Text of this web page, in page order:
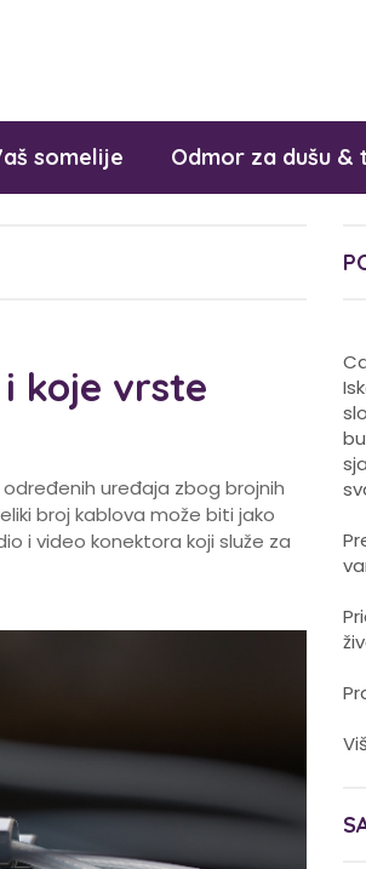
somelije Odmor za dušu &
koje vrste
uređaja zbog brojnih
broj kablova može biti jako
i video konektora koji služe za